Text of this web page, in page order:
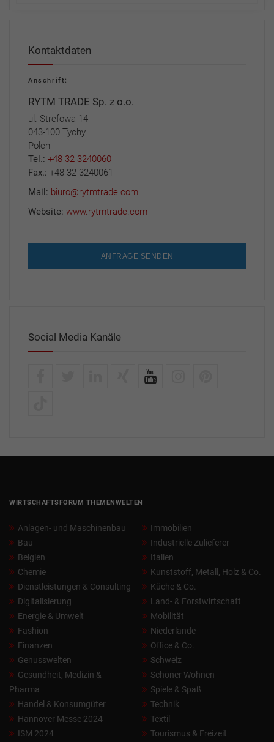
Kontaktdaten
Anschrift:
RYTM TRADE Sp. z o.o.
ul. Strefowa 14
043-100 Tychy
Polen
Tel.: +48 32 3240060
Fax.: +48 32 3240061
Mail: biuro@rytmtrade.com
Website: www.rytmtrade.com
ANFRAGE SENDEN
Social Media Kanäle
WIRTSCHAFTSFORUM THEMENWELTEN
Anlagen- und Maschinenbau
Bau
Belgien
Chemie
Dienstleistungen & Consulting
Digitalisierung
Energie & Umwelt
Fashion
Finanzen
Genusswelten
Gesundheit, Medizin &
Pharma
Handel & Konsumgüter
Hannover Messe 2024
ISM 2024
Immobilien
Industrielle Zulieferer
Italien
Kunststoff, Metall, Holz & Co.
Küche & Co.
Land- & Forstwirtschaft
Mobilität
Niederlande
Office & Co.
Schweiz
Schöner Wohnen
Spiele & Spaß
Technik
Textil
Tourismus & Freizeit